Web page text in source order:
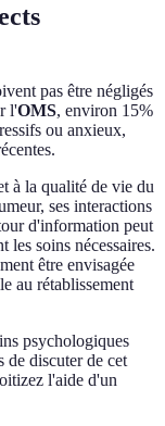
pas être négligés
l'OMS, environ 15%
ou anxieux,
à la qualité de vie du
ses interactions
d'information peut
les soins nécessaires.
être envisagée
au rétablissement
psychologiques
de discuter de cet
l'aide d'un